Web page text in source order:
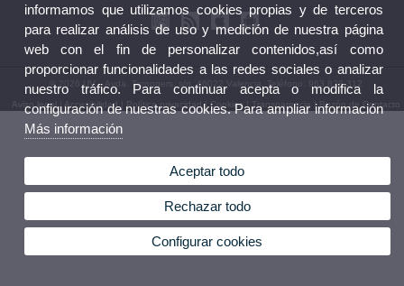
© 2026 UV. - Avda. Tarongers, s/n. 46022 Valencia. Teléfono: 963 828 312
Aviso legal|Accesibilidad|Política privacidad|Cookies|Transparencia |Buzón de Contacto
informamos que utilizamos cookies propias y de terceros
para realizar análisis de uso y medición de nuestra página
web con el fin de personalizar contenidos,así como
proporcionar funcionalidades a las redes sociales o analizar
nuestro tráfico. Para continuar acepta o modifica la
configuración de nuestras cookies. Para ampliar información
Más información
Aceptar todo
Rechazar todo
Configurar cookies